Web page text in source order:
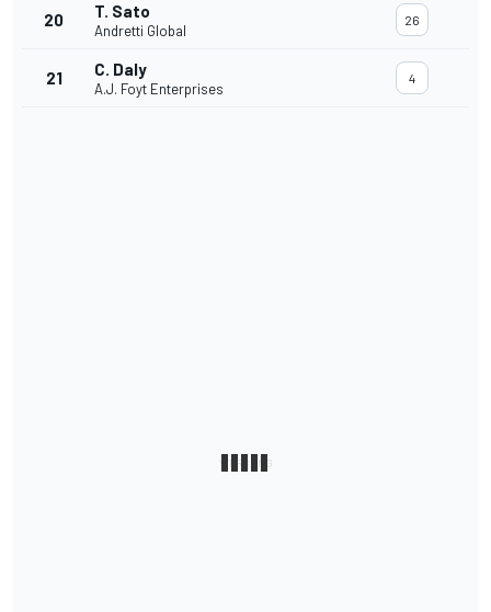
20 T. Sato
Andretti Global
26
21 C. Daly
A.J. Foyt Enterprises
4